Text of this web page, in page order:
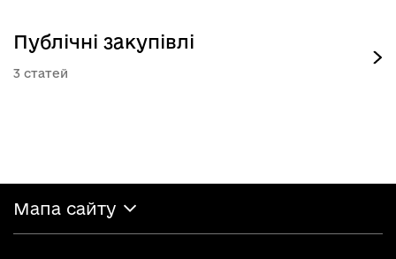
Публічні закупівлі
3
Мапа сайту